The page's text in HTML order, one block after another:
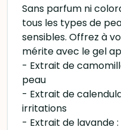
Sans parfum ni
tous les types de
sensibles. Offrez à
mérite avec le gel
- Extrait de
peau
- Extrait de
irritations
- Extrait de lavande